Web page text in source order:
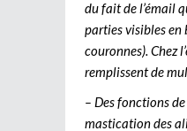
du fait de l’émail
parties visibles en
couronnes). Chez
remplissent de
– Des fonctions
mastication des